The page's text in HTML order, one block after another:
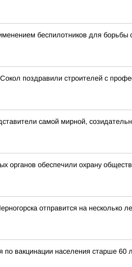
беспилотников для
поздравили строителей с
самой мирной,
органов обеспечили охрану
отправится на несколько
по вакцинации населения старше 60